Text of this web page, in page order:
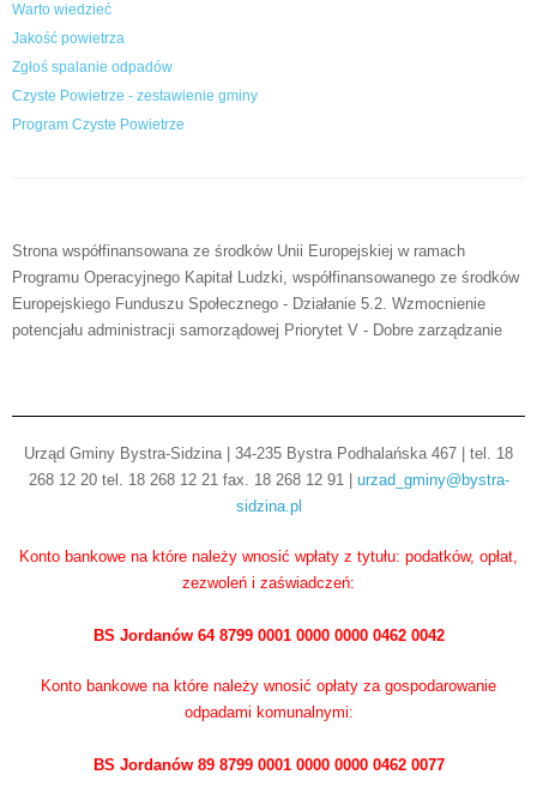
Warto wiedzieć
Jakość powietrza
Zgłoś spalanie odpadów
Czyste Powietrze - zestawienie gminy
Program Czyste Powietrze
Strona współfinansowana ze środków Unii Europejskiej w ramach
Programu Operacyjnego Kapitał Ludzki, współfinansowanego ze środków
Europejskiego Funduszu Społecznego - Działanie 5.2. Wzmocnienie
potencjału administracji samorządowej Priorytet V - Dobre zarządzanie
Urząd Gminy Bystra-Sidzina | 34-235 Bystra Podhalańska 467 | tel. 18
268 12 20 tel. 18 268 12 21 fax. 18 268 12 91 | urzad_gminy@bystra-
sidzina.pl
Konto bankowe na które należy wnosić wpłaty z tytułu: podatków, opłat,
zezwoleń i zaświadczeń:
BS Jordanów 64 8799 0001 0000 0000 0462 0042
Konto bankowe na które należy wnosić opłaty za gospodarowanie
odpadami komunalnymi:
BS Jordanów 89 8799 0001 0000 0000 0462 0077